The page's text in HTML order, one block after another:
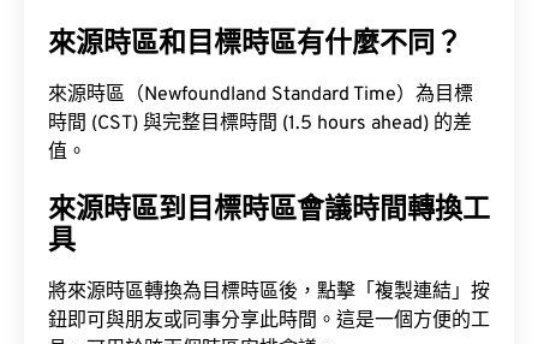
來源時區和目標時區有什麼不同？
來源時區（Newfoundland Standard Time）為目標
時間 (CST) 與完整目標時間 (1.5 hours ahead) 的差
值。
來源時區到目標時區會議時間轉換工
具
將來源時區轉換為目標時區後，點擊「複製連結」按
鈕即可與朋友或同事分享此時間。這是一個方便的工